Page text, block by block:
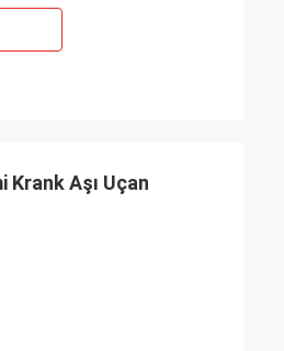
Krank Aşı Uçan